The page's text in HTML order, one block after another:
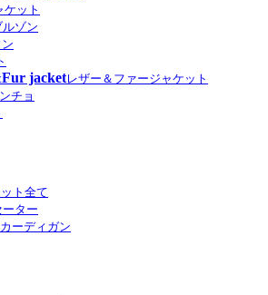
ケット
ルゾン
jacketレザー＆ファージャケット
チョ
ット全て
ーター
カーディガン